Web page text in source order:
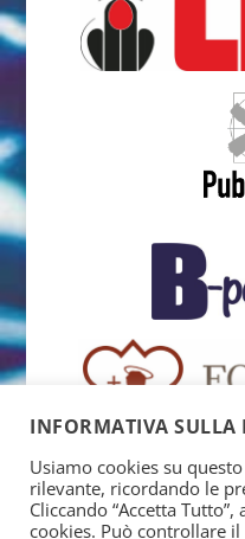
INFORMATIVA SULLA
Usiamo cookies su
rilevante, ricordando le
Cliccando “Accetta
cookies. Può controllare